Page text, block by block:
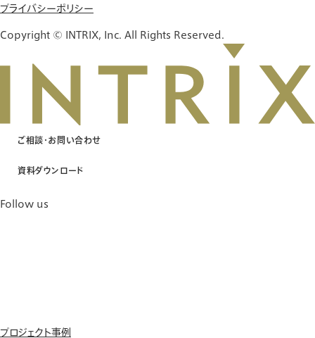
プライバシーポリシー
Copyright © INTRIX, Inc. All Rights Reserved.
ご相談・お問い合わせ
資料ダウンロード
Follow us
プロジェクト事例